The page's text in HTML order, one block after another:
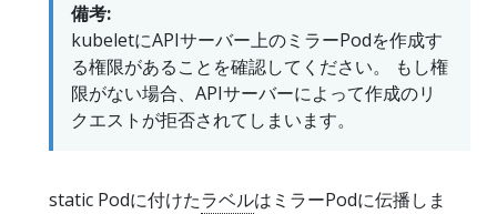
備考:
kubeletにAPIサーバー上のミラーPodを作成す
る権限があることを確認してください。 もし権
限がない場合、APIサーバーによって作成のリ
クエストが拒否されてしまいます。
static Podに付けたラベルはミラーPodに伝播しま